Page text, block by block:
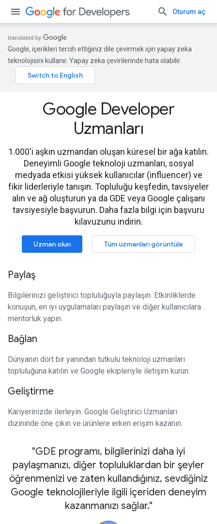
Oturum aç
Google, içerikleri tercih ettiğiniz dile çevirmek için yapay zeka
teknolojisini kullanır. Yapay zeka çevirilerinde hata olabilir.
Google Developer
Uzmanları
1.000'i aşkın uzmandan oluşan küresel bir ağa katılın.
Deneyimli Google teknoloji uzmanları, sosyal
medyada etkisi yüksek kullanıcılar (influencer) ve
fikir liderleriyle tanışın. Topluluğu keşfedin, tavsiyeler
alın ve ağ oluşturun ya da GDE veya Google çalışanı
tavsiyesiyle başvurun. Daha fazla bilgi için başvuru
kılavuzunu indirin.
Uzman olun Tüm uzmanları görüntüle
Paylaş
Bilgilerinizi geliştirici topluluğuyla paylaşın. Etkinliklerde
konuşun, en iyi uygulamaları paylaşın ve diğer kullanıcılara
mentorluk yapın.
Bağlan
Dünyanın dört bir yanından tutkulu teknoloji uzmanları
topluluğuna katılın ve Google ekipleriyle iletişim kurun.
Geliştirme
Kariyerinizde ilerleyin. Google Geliştirici Uzmanları
dizininde öne çıkın ve ürünlere erken erişim kazanın.
"GDE programı, bilgilerinizi daha iyi
paylaşmanızı, diğer topluluklardan bir şeyler
öğrenmenizi ve zaten kullandığınız, sevdiğiniz
Google teknolojileriyle ilgili içeriden deneyim
kazanmanızı sağlar."